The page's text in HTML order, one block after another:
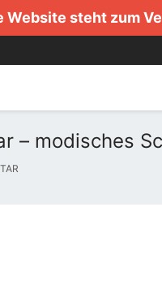
Website steht zum
– modisches